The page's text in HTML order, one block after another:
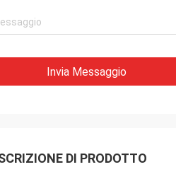
Invia Messaggio
DI PRODOTTO